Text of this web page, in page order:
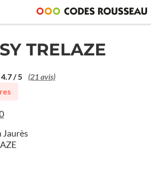
TRELAZE
4.7 / 5 (21 avis)
Jaurès